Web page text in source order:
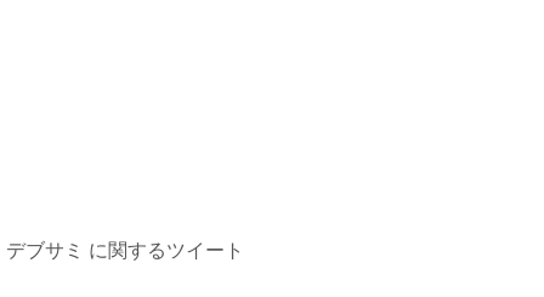
デブサミ に関するツイート